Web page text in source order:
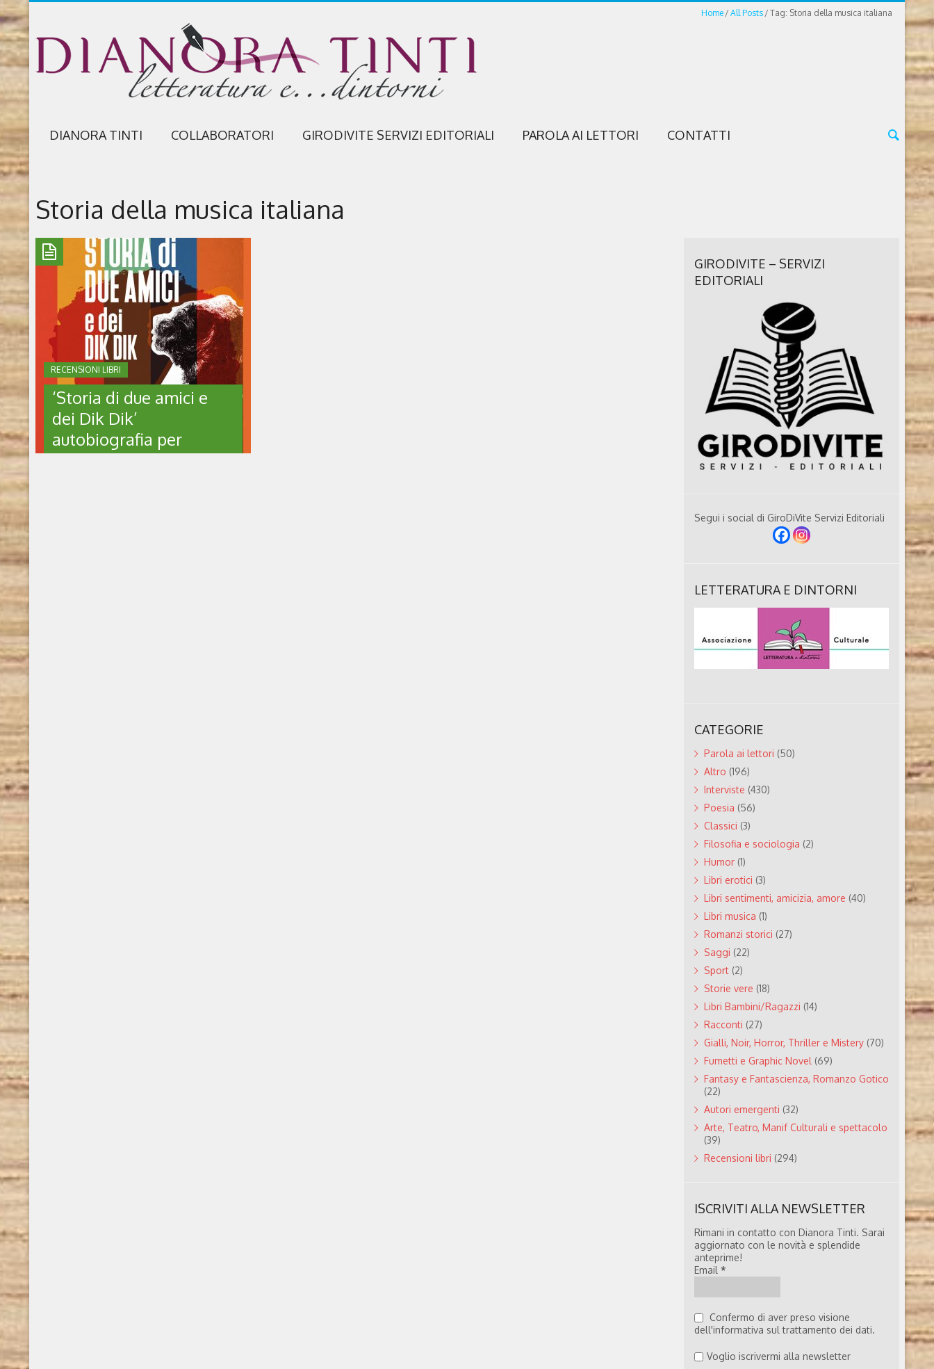
Home All Posts Tag: Storia della musica italiana
DIANORA TINTI COLLABORATORI GIRODIVITE SERVIZI EDITORIALI PAROLA AI LETTORI CONTATTI
Storia della musica italiana
RECENSIONI LIBRI
‘Storia di due amici e
dei Dik Dik’
autobiografia per
nostalgici
GIRODIVITE – SERVIZI
EDITORIALI
Segui i social di GiroDiVite Servizi Editoriali
LETTERATURA E DINTORNI
CATEGORIE
Parola ai lettori (50)
Altro (196)
Interviste (430)
Poesia (56)
Classici (3)
Filosofia e sociologia (2)
Humor(1)
Libri erotici (3)
Libri sentimenti, amicizia, amore (40)
Libri musica (1)
Romanzi storici (27)
Saggi (22)
Sport(2)
Storie vere (18)
Libri Bambini/Ragazzi (14)
Racconti (27)
Gialli, Noir, Horror, Thriller e Mistery(70)
Fumetti e Graphic Novel (69)
Fantasy e Fantascienza, Romanzo Gotico
(22)
Autori emergenti (32)
Arte, Teatro, Manif Culturali e spettacolo
(39)
Recensioni libri (294)
ISCRIVITI ALLA NEWSLETTER
Rimani in contatto con Dianora Tinti. Sarai
aggiornato con le novità e splendide
anteprime!
Email *
Confermo di aver preso visione
dell'informativa sul trattamento dei dati.
Voglio iscrivermi alla newsletter